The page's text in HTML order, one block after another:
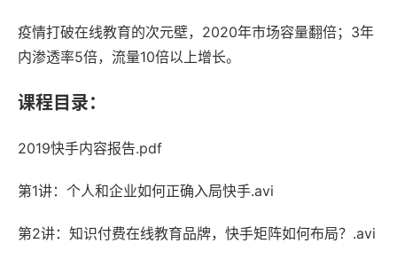
疫情打破在线教育的次元壁，2020年市场容量翻倍；3年
内渗透率5倍，流量10倍以上增长。
课程目录：
2019快手内容报告.pdf
第1讲：个人和企业如何正确入局快手.avi
第2讲：知识付费在线教育品牌，快手矩阵如何布局？.avi